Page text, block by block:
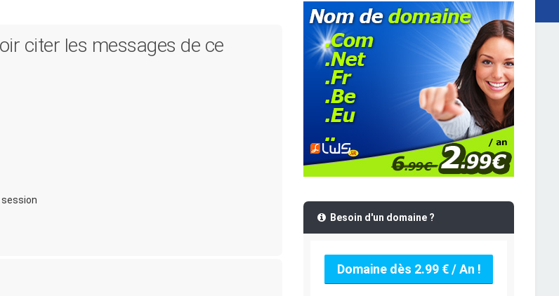
citer les messages de ce
Besoin d'un domaine ?
Domaine dès 2.99 € / An !